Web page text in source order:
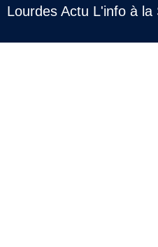
Lourdes Actu L'info à la